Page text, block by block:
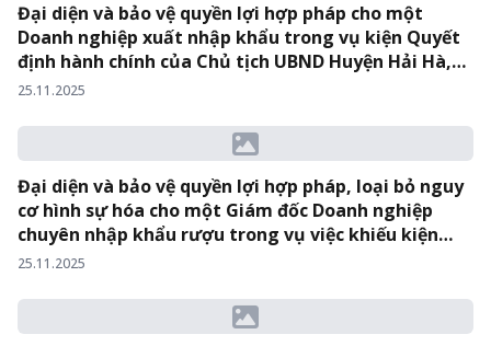
Đại diện và bảo vệ quyền lợi hợp pháp cho một
Doanh nghiệp xuất nhập khẩu trong vụ kiện Quyết
định hành chính của Chủ tịch UBND Huyện Hải Hà,
Tỉnh Quảng Ninh và vụ kiện Quyết định hành chính
25.11.2025
Đại diện và bảo vệ quyền lợi hợp pháp, loại bỏ nguy
cơ hình sự hóa cho một Giám đốc Doanh nghiệp
chuyên nhập khẩu rượu trong vụ việc khiếu kiện
Quyết định hành chính của Cục Điều tra Chống buôn
25.11.2025